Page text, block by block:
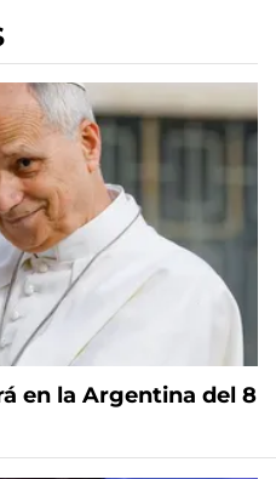
en la Argentina del 8